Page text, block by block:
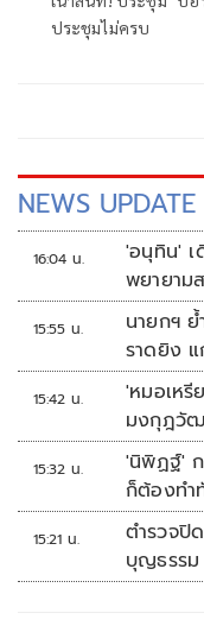
ประชุมไม่ครบ
NEWS UPDATE
16:04 น.
'อนุทิน' เ
พยายาม
15:55 น.
นายกฯ
ราดยิง
เพิ่ม
15:42 น.
'หมอเห
มงกุฎวัฒ
ภายในรพ.
15:32 น.
'นิพิฏฐ์' ก
ก็ต้องทำ
15:21 น.
ตำรวจปิ
บุญธรรม